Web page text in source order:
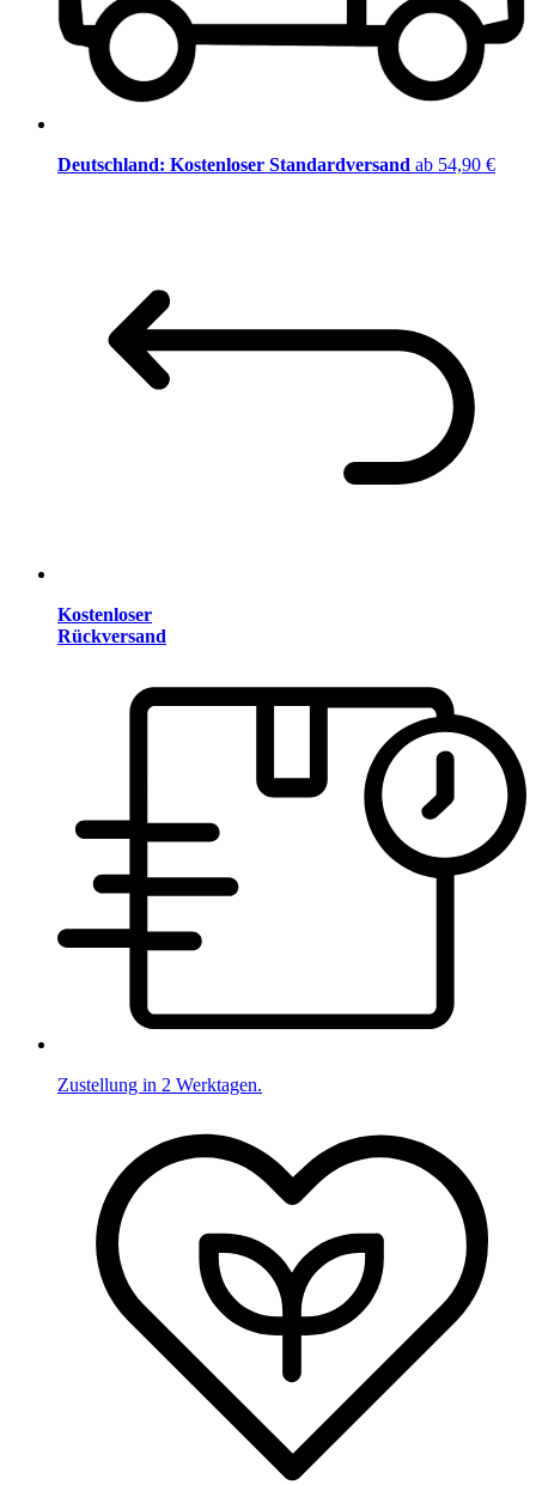
Deutschland: Kostenloser Standardversand ab 54,90 €
Kostenloser
Rückversand
Zustellung in 2 Werktagen.